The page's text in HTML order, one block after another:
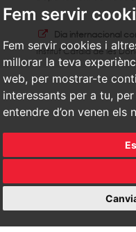
Fem servir
Fem servir cookies i
millorar la teva
web, per mostrar-te
interessants per a tu,
entendre d’on venen els
Dia internacional
Institut Català de les